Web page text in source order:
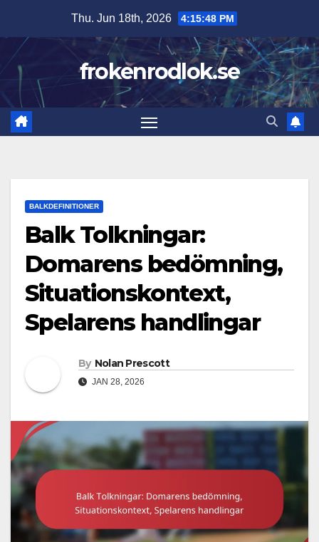
content
Thu. Jun 18th, 2026 4:15:49 PM
frokenrodlok.se
BALKDEFINITIONER
Balk Tolkningar:
Domarens bedömning,
Situationskontext,
Spelarens handlingar
By Nolan Prescott
JAN 28, 2026